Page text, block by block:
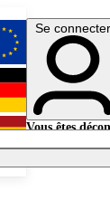
English
Deutsch
Se connecter
Vous êtes